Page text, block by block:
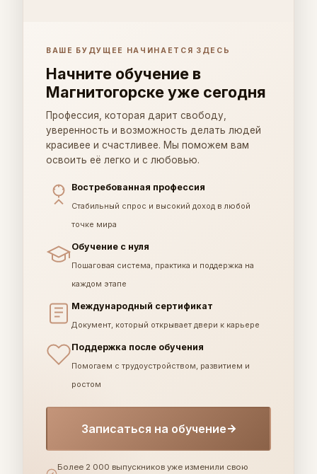
ВАШЕ БУДУЩЕЕ НАЧИНАЕТСЯ ЗДЕСЬ
Начните обучение в
Магнитогорске уже сегодня
Профессия, которая дарит свободу,
уверенность и возможность делать людей
красивее и счастливее. Мы поможем вам
освоить её легко и с любовью.
Востребованная профессия
Стабильный спрос и высокий доход в любой
точке мира
Обучение с нуля
Пошаговая система, практика и поддержка на
каждом этапе
Международный сертификат
Документ, который открывает двери к карьере
Поддержка после обучения
Помогаем с трудоустройством, развитием и
ростом
Записаться на обучение
Более 2 000 выпускников уже изменили свою